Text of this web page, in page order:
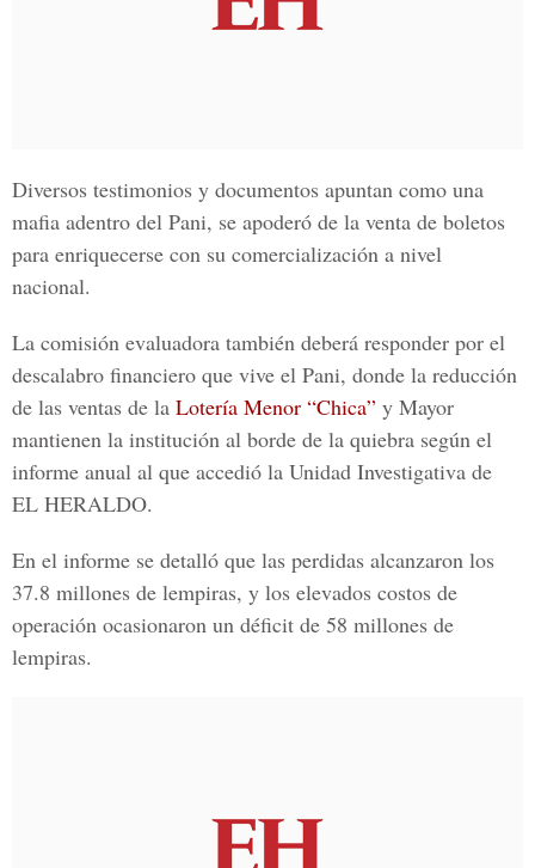
Diversos testimonios y documentos apuntan como una
mafia adentro del Pani, se apoderó de la venta de boletos
para enriquecerse con su comercialización a nivel
nacional.
La comisión evaluadora también deberá responder por el
descalabro financiero que vive el Pani, donde la reducción
de las ventas de la Lotería Menor “Chica” y Mayor
mantienen la institución al borde de la quiebra según el
informe anual al que accedió la Unidad Investigativa de
EL HERALDO.
En el informe se detalló que las perdidas alcanzaron los
37.8 millones de lempiras, y los elevados costos de
operación ocasionaron un déficit de 58 millones de
lempiras.